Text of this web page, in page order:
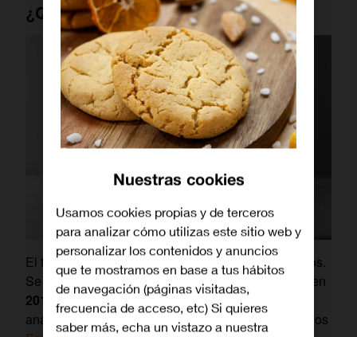
¿Qué es Low Code?
El términoLow Code se acuño hace sólo unos años.
Se utilizó por primera vez en un informe publicado en
2014
por Clay Richardson y John Rymer, dos
analistas de la agencia de investigación de mercados
Nuestras cookies
Usamos cookies propias y de terceros
para analizar cómo utilizas este sitio web y
personalizar los contenidos y anuncios
que te mostramos en base a tus hábitos
de navegación (páginas visitadas,
frecuencia de acceso, etc) Si quieres
saber más, echa un vistazo a nuestra